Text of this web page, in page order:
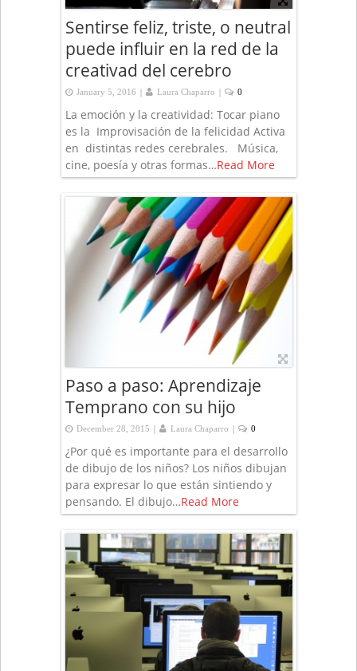
Sentirse feliz, triste, o neutral
puede influir en la red de la
creativad del cerebro
January 5, 2016 | Laura Chaparro | 0
La emoción y la creatividad: Tocar piano
es la Improvisación de la felicidad Activa
en distintas redes cerebrales. Música,
cine, poesía y otras formas…Read More
Paso a paso: Aprendizaje
Temprano con su hijo
December 28, 2015 | Laura Chaparro | 0
¿Por qué es importante para el desarrollo
de dibujo de los niños? Los niños dibujan
para expresar lo que están sintiendo y
pensando. El dibujo…Read More